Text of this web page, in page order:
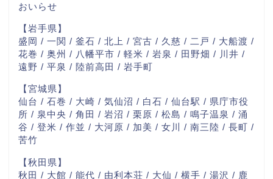
おいらせ
【岩手県】
盛岡 / 一関 / 釜石 / 北上 / 宮古 / 久慈 / 二戸 / 大船渡 /
花巻 / 奥州 / 八幡平市 / 軽米 / 岩泉 / 田野畑 / 川井 /
遠野 / 平泉 / 陸前高田 / 岩手町
【宮城県】
仙台 / 石巻 / 大崎 / 気仙沼 / 白石 / 仙台駅 / 県庁市役
所 / 泉中央 / 角田 / 岩沼 / 栗原 / 松島 / 鳴子温泉 / 涌
谷 / 登米 / 作並 / 大河原 / 加美 / 女川 / 南三陸 / 長町 /
苦竹
【秋田県】
秋田 / 大館 / 能代 / 由利本荘 / 大仙 / 横手 / 湯沢 / 鹿